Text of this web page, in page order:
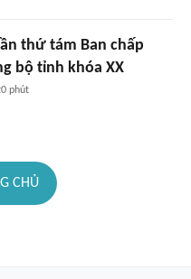
thứ tám Ban chấp
bộ tỉnh khóa XX
phút
CHỦ